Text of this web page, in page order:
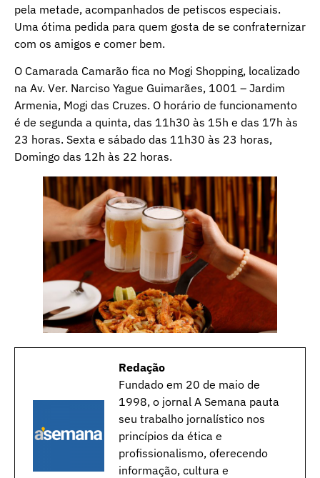
pela metade, acompanhados de petiscos especiais.
Uma ótima pedida para quem gosta de se confraternizar
com os amigos e comer bem.
O Camarada Camarão fica no Mogi Shopping, localizado
na Av. Ver. Narciso Yague Guimarães, 1001 – Jardim
Armenia, Mogi das Cruzes. O horário de funcionamento
é de segunda a quinta, das 11h30 às 15h e das 17h às
23 horas. Sexta e sábado das 11h30 às 23 horas,
Domingo das 12h às 22 horas.
Redação
Fundado em 20 de maio de
1998, o jornal A Semana pauta
seu trabalho jornalístico nos
princípios da ética e
profissionalismo, oferecendo
informação, cultura e